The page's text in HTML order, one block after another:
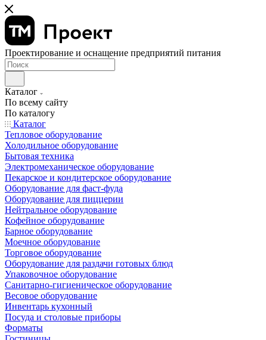
Проектирование и оснащение предприятий питания
Каталог
По всему сайту
По каталогу
Каталог
Тепловое оборудование
Холодильное оборудование
Бытовая техника
Электромеханическое оборудование
Пекарское и кондитерское оборудование
Оборудование для фаст-фуда
Оборудование для пиццерии
Нейтральное оборудование
Кофейное оборудование
Барное оборудование
Моечное оборудование
Торговое оборудование
Оборудование для раздачи готовых блюд
Упаковочное оборудование
Санитарно-гигиеническое оборудование
Весовое оборудование
Инвентарь кухонный
Посуда и столовые приборы
Форматы